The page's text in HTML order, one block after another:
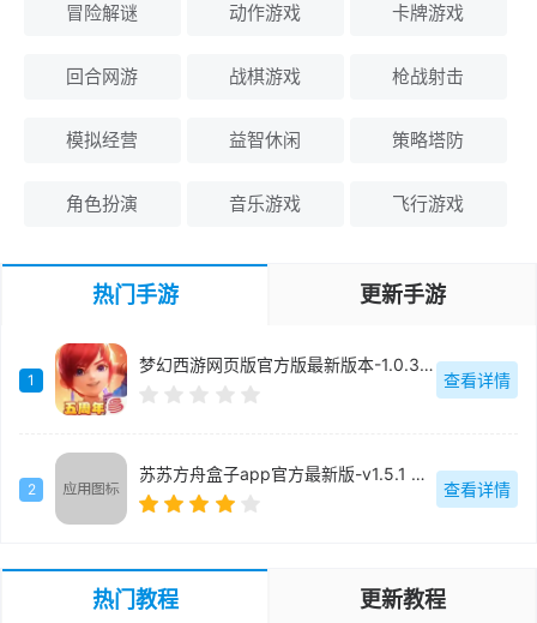
冒险解谜 动作游戏 卡牌游戏
回合网游 战棋游戏 枪战射击
模拟经营 益智休闲 策略塔防
角色扮演 音乐游戏 飞行游戏
热门手游 更新手游
1
梦幻西游网页版官方版最新版本-1.0.335
查看详情
2
苏苏方舟盒子app官方最新版-v1.5.1 安卓版
查看详情
热门教程 更新教程